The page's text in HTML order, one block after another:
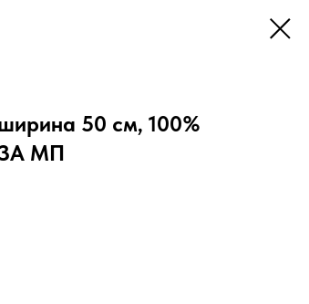
50 см, 100%
ЗА МП